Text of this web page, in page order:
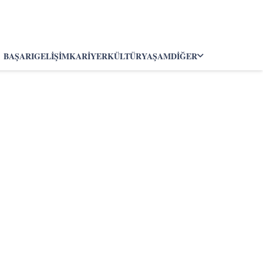
BAŞARIGELIŞIMKARIYERKÜLTÜRYAŞAMDIĞER